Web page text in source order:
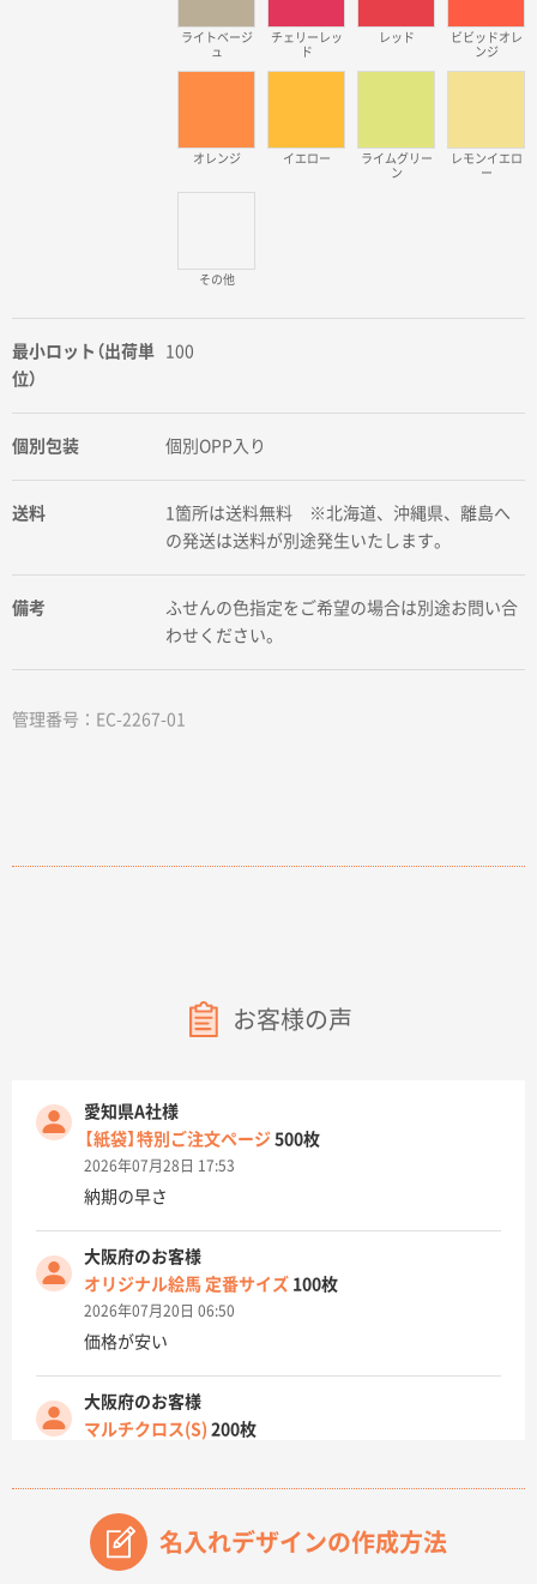
ライトベージ
ュ
チェリーレッ
ド
レッド
ビビッドオレ
ンジ
オレンジ イエロー
ライムグリー
ン
レモンイエロ
ー
その他
最小ロット（出荷単
位）
100
個別包装 個別OPP入り
送料
1箇所は送料無料 ※北海道、沖縄県、離島へ
の発送は送料が別途発生いたします。
備考
ふせんの色指定をご希望の場合は別途お問い合
わせください。
管理番号：EC-2267-01
お客様の声
愛知県A社様
【紙袋】特別ご注文ページ 500枚
2026年07月28日 17:53
納期の早さ
大阪府のお客様
オリジナル絵馬 定番サイズ 100枚
2026年07月20日 06:50
価格が安い
大阪府のお客様
マルチクロス(S) 200枚
原稿データ流用が可能で価格が妥当なこと
兵庫県のお客様
チケットホルダー ダブルポケット
名入れデザインの作成方法